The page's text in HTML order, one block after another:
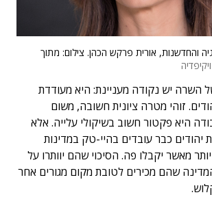
והחדשנות, אורית פרקש הכהן. צילום: מתוך
השרה יש נקודה מעניינת: היא מעודדת
זוהי מטרה ציונית חשובה, משום
היא פקטור חשוב בשיקולי עלייה. אלא
כבר עובדים בהיי-טק במדינות
מאשר יקבלו פה. הסיכוי שהם יוותרו על
שהם מכירים לטובת מקום מגורים אחר